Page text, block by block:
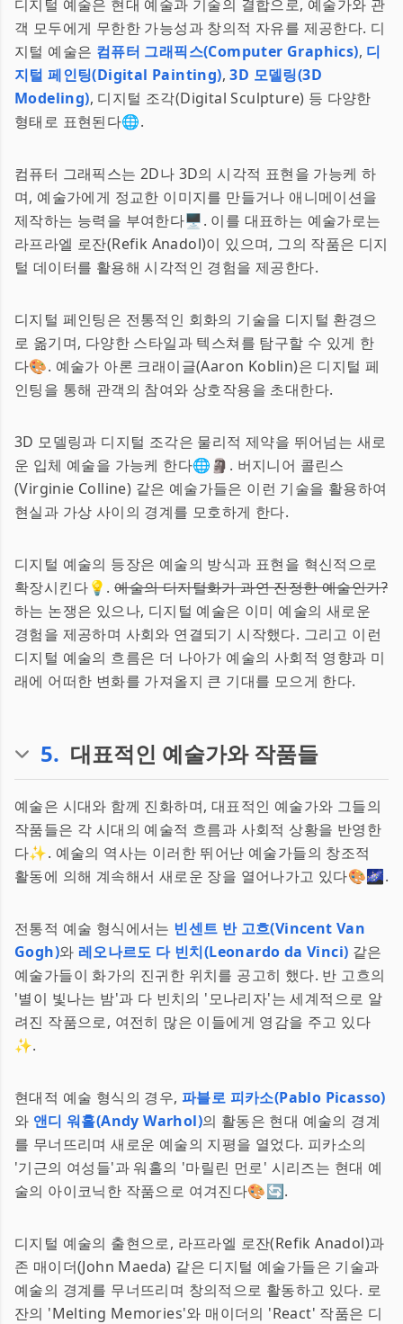
디지털 예술은 현대 예술과 기술의 결합으로, 예술가와 관
객 모두에게 무한한 가능성과 창의적 자유를 제공한다. 디
지털 예술은 컴퓨터 그래픽스(Computer Graphics), 디
지털 페인팅(Digital Painting),3D 모델링(3D
Modeling), 디지털 조각(Digital Sculpture) 등 다양한
형태로 표현된다🌐.
컴퓨터 그래픽스는 2D나 3D의 시각적 표현을 가능케 하
며, 예술가에게 정교한 이미지를 만들거나 애니메이션을
제작하는 능력을 부여한다🖥️. 이를 대표하는 예술가로는
라프라엘 로잔(Refik Anadol)이 있으며, 그의 작품은 디지
털 데이터를 활용해 시각적인 경험을 제공한다.
디지털 페인팅은 전통적인 회화의 기술을 디지털 환경으
로 옮기며, 다양한 스타일과 텍스쳐를 탐구할 수 있게 한
다🎨. 예술가 아론 크래이글(Aaron Koblin)은 디지털 페
인팅을 통해 관객의 참여와 상호작용을 초대한다.
3D 모델링과 디지털 조각은 물리적 제약을 뛰어넘는 새로
운 입체 예술을 가능케 한다🌐🗿. 버지니어 콜린스
(Virginie Colline) 같은 예술가들은 이런 기술을 활용하여
현실과 가상 사이의 경계를 모호하게 한다.
디지털 예술의 등장은 예술의 방식과 표현을 혁신적으로
확장시킨다💡.예술의 디지털화가 과연 진정한 예술인가?
하는 논쟁은 있으나, 디지털 예술은 이미 예술의 새로운
경험을 제공하며 사회와 연결되기 시작했다. 그리고 이런
디지털 예술의 흐름은 더 나아가 예술의 사회적 영향과 미
래에 어떠한 변화를 가져올지 큰 기대를 모으게 한다.
5. 대표적인 예술가와 작품들
예술은 시대와 함께 진화하며, 대표적인 예술가와 그들의
작품들은 각 시대의 예술적 흐름과 사회적 상황을 반영한
다✨. 예술의 역사는 이러한 뛰어난 예술가들의 창조적
활동에 의해 계속해서 새로운 장을 열어나가고 있다🎨🌌.
전통적 예술 형식에서는 빈센트 반 고흐(Vincent Van
Gogh)와 레오나르도 다 빈치(Leonardo da Vinci) 같은
예술가들이 화가의 진귀한 위치를 공고히 했다. 반 고흐의
'별이 빛나는 밤'과 다 빈치의 '모나리자'는 세계적으로 알
려진 작품으로, 여전히 많은 이들에게 영감을 주고 있다
✨.
현대적 예술 형식의 경우, 파블로 피카소(Pablo Picasso)
와 앤디 워홀(Andy Warhol)의 활동은 현대 예술의 경계
를 무너뜨리며 새로운 예술의 지평을 열었다. 피카소의
'기근의 여성들'과 워홀의 '마릴린 먼로' 시리즈는 현대 예
술의 아이코닉한 작품으로 여겨진다🎨🔄.
디지털 예술의 출현으로, 라프라엘 로잔(Refik Anadol)과
존 매이더(John Maeda) 같은 디지털 예술가들은 기술과
예술의 경계를 무너뜨리며 창의적으로 활동하고 있다. 로
잔의 'Melting Memories'와 매이더의 'React' 작품은 디